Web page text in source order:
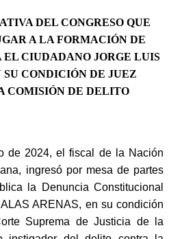
DEL CONGRESO QUE
A LA FORMACIÓN DE
CIUDADANO JORGE LUIS
SU CONDICIÓN DE JUEZ
COMISIÓN DE DELITO
de 2024, el fiscal de la Nación
ingresó por mesa de partes
la Denuncia Constitucional
ARENAS, en su condición
Suprema de Justicia de la